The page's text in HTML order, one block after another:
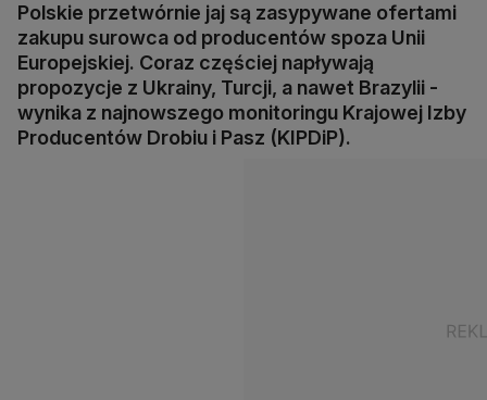
Polskie przetwórnie jaj są zasypywane ofertami
zakupu surowca od producentów spoza Unii
Europejskiej. Coraz częściej napływają
propozycje z Ukrainy, Turcji, a nawet Brazylii -
wynika z najnowszego monitoringu Krajowej Izby
Producentów Drobiu i Pasz (KIPDiP).